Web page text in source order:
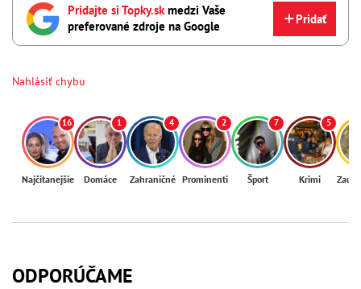
Pridajte si Topky.skmedzi Vaše
preferované zdroje na Google
Pridať
Nahlásiť chybu
16
Najčítanejšie
1
Domáce
4
Zahraničné
2
Prominenti
7
Šport
5
Krimi
ODPORÚČAME